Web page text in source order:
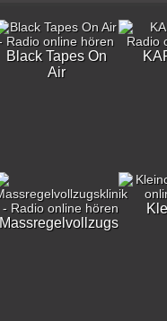
Black Tapes On
Air
Massregelvollzugsklinik